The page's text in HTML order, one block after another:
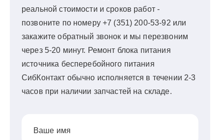
реальной стоимости и сроков работ -
позвоните по номеру +7 (351) 200-53-92 или
закажите обратный звонок и мы перезвоним
через 5-20 минут. Ремонт блока питания
источника бесперебойного питания
СибКонтакт обычно исполняется в течении 2-3
часов при наличии запчастей на складе.
Ваше имя